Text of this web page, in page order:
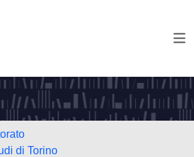
di Torino